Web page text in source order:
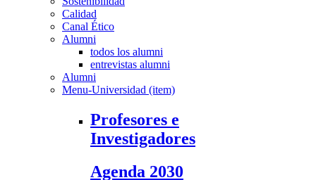
Calidad
Canal Ético
Alumni
todos los alumni
entrevistas alumni
Alumni
Menu-Universidad (item)
Profesores e
Investigadores
Agenda 2030